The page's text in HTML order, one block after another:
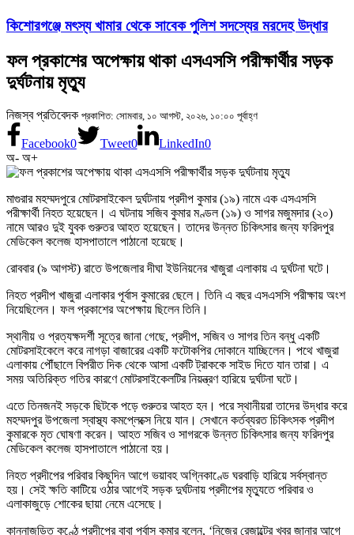
কিশোরগঞ্জে মৎস্য খামার থেকে সাবেক পুলিশ সদস্যের মরদেহ উদ্ধার
ফল প্রকাশের অপেক্ষায় থাকা এসএসসি পরীক্ষার্থীর সড়ক
দুর্ঘটনায় মৃত্যু
নিজস্ব প্রতিবেদক প্রকাশিত: সোমবার, ১০ আগস্ট, ২০২৬, ১০:০০ পূর্বাহ্ণ
Facebook0 Tweet0 LinkedIn0
অ- অ+
মাগুরার মহম্মদপুরে মোটরসাইকেল দুর্ঘটনায় প্রদীপ কুমার (১৯) নামে এক এসএসসি
পরীক্ষার্থী নিহত হয়েছেন। এ ঘটনায় সজিব কুমার মণ্ডল (১৯) ও সাগর মজুমদার (২০)
নামে আরও দুই যুবক গুরুতর আহত হয়েছেন। তাদের উন্নত চিকিৎসার জন্য ফরিদপুর
মেডিকেল কলেজ হাসপাতালে পাঠানো হয়েছে।
রোববার (৯ আগস্ট) রাতে উপজেলার দীঘা ইউনিয়নের খাজুরা এলাকায় এ দুর্ঘটনা ঘটে।
নিহত প্রদীপ খাজুরা এলাকার পূর্বাস কুমারের ছেলে। তিনি এ বছর এসএসসি পরীক্ষায় অংশ
নিয়েছিলেন। ফল প্রকাশের অপেক্ষায় ছিলেন তিনি।
স্থানীয় ও প্রত্যক্ষদর্শী সূত্রে জানা গেছে, প্রদীপ, সজিব ও সাগর তিন বন্ধু একটি
মোটরসাইকেলে করে নাগড়া বাজারের একটি ফটোকপির দোকানে যাচ্ছিলেন। পথে খাজুরা
এলাকায় পৌঁছালে বিপরীত দিক থেকে আসা একটি ট্রাককে সাইড দিতে যান তারা। এ
সময় অতিরিক্ত গতির কারণে মোটরসাইকেলটির নিয়ন্ত্রণ হারিয়ে দুর্ঘটনা ঘটে।
এতে তিনজনই সড়কে ছিটকে পড়ে গুরুতর আহত হন। পরে স্থানীয়রা তাদের উদ্ধার করে
মহম্মদপুর উপজেলা স্বাস্থ্য কমপ্লেক্সে নিয়ে যান। সেখানে কর্তব্যরত চিকিৎসক প্রদীপ
কুমারকে মৃত ঘোষণা করেন। আহত সজিব ও সাগরকে উন্নত চিকিৎসার জন্য ফরিদপুর
মেডিকেল কলেজ হাসপাতালে পাঠানো হয়।
নিহত প্রদীপের পরিবার কিছুদিন আগে ভয়াবহ অগ্নিকাণ্ডে ঘরবাড়ি হারিয়ে সর্বস্বান্ত
হয়। সেই ক্ষতি কাটিয়ে ওঠার আগেই সড়ক দুর্ঘটনায় প্রদীপের মৃত্যুতে পরিবার ও
এলাকাজুড়ে শোকের ছায়া নেমে এসেছে।
কান্নাজড়িত কণ্ঠে প্রদীপের বাবা পূর্বাস কুমার বলেন, ‘নিজের রেজাল্টের খবর জানার আগে